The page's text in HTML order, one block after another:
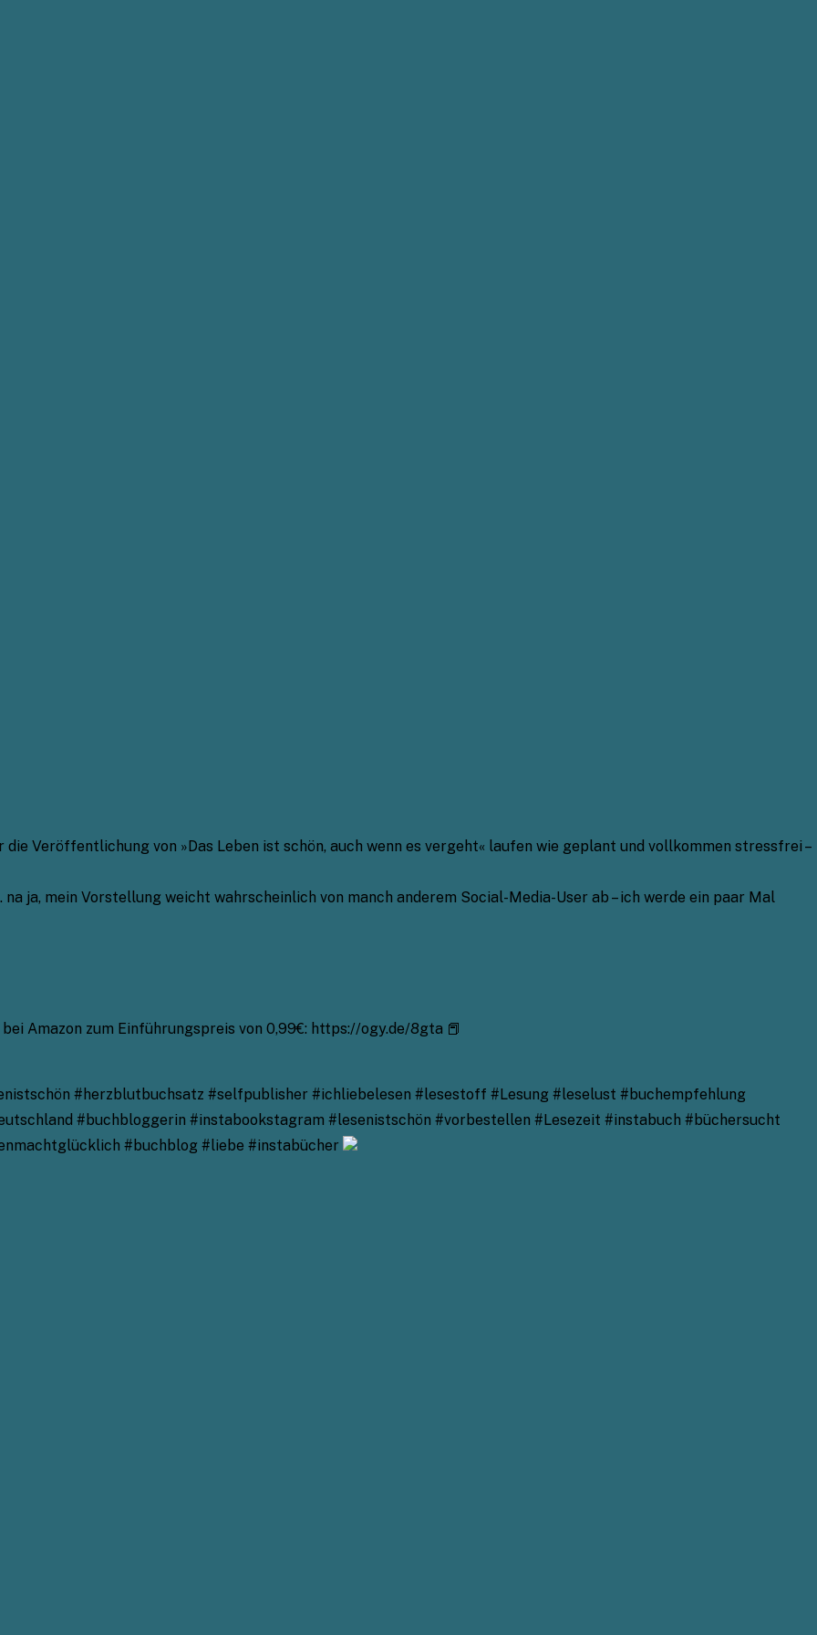
Veröffentlichung von »Das Leben ist schön, auch wenn es vergeht« laufen wie geplant und vollkommen stressfrei –
ja, mein Vorstellung weicht wahrscheinlich von manch anderem Social-Media-User ab – ich werde ein paar Mal
Amazon zum Einführungspreis von 0,99€: https://ogy.de/8gta 📕
#herzblutbuchsatz #selfpublisher #ichliebelesen #lesestoff #Lesung #leselust #buchempfehlung
#buchbloggerin #instabookstagram #lesenistschön #vorbestellen #Lesezeit #instabuch #büchersucht
#buchblog #liebe #instabücher